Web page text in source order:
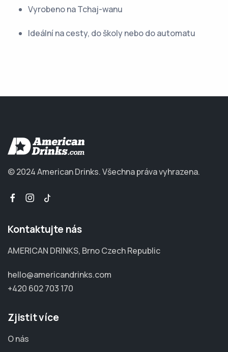
Vyrobeno na Tchaj-wanu
Ideální na cesty, do školy nebo do automatu
© 2024 American Drinks.Všechna práva vyhrazena.
Kontaktujte nás
AMERICAN DRINKS, Brno Czech Republic
hello@americandrinks.com
+420 602 703 170
Zjistit více
O nás